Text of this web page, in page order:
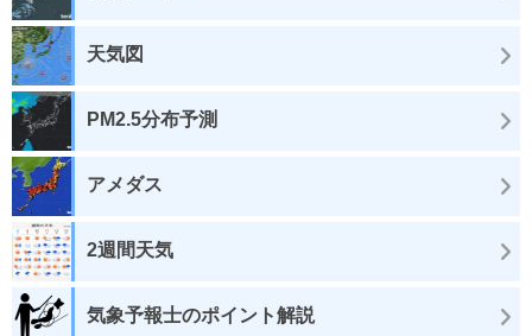
天気図
PM2.5分布予測
アメダス
2週間天気
気象予報士のポイント解説